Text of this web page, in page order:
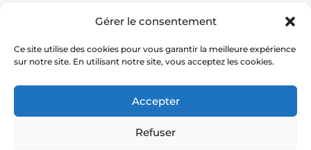
Gérer le consentement
Ce site utilise des cookies pour vous garantir la meilleure expérience
sur notre site. En utilisant notre site, vous acceptez les cookies.
Accepter
Refuser
Liens utiles :
tennis|Prix construction terrain de tennis|Devis
construction terrain de pickleball|Prix construction
© Service Tennis – Expert en construction et rénovation
de courts de tennis en France